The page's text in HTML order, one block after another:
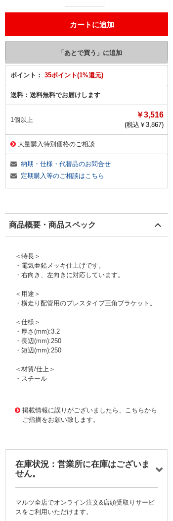
ポイント： 35ポイント(1%還元)
送料： 送料無料でお届けします
1個以上
￥3,516
(税込￥ 3,867)
大量購入特別価格のご相談
納期・仕様・代替品のお問合せ
定期購入等のご相談はこちら
商品概要・商品スペック
＜特長＞
・電気亜鉛メッキ仕上げです。
・右向き、左向きに対応しています。
＜用途＞
・横走り配管用のプレスタイプ三角ブラケット。
＜仕様＞
・厚さ(mm):3.2
・長辺(mm):250
・短辺(mm):250
＜材質/仕上＞
・スチール
掲載情報に誤りがございましたら、こちらから
ご指摘をお願い致します。
在庫状況：営業所に在庫はございま
せん。
マルツ全店でオンライン注文&店頭受取りサービ
スをご利用いただけます。